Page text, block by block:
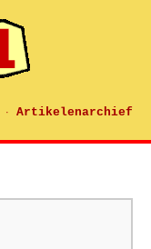
· Artikelenarchief